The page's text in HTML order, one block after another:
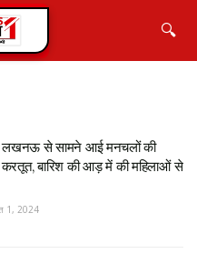
🔍
से सामने आई मनचलों की
करतूत, बारिश की आड़ में की महिलाओं से
1, 2024